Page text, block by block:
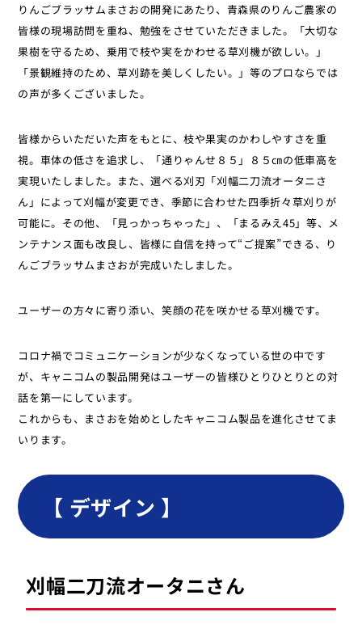
りんごブラッサムまさおの開発にあたり、青森県のりんご農家の
皆様の現場訪問を重ね、勉強をさせていただきました。「大切な
果樹を守るため、乗用で枝や実をかわせる草刈機が欲しい。」
「景観維持のため、草刈跡を美しくしたい。」等のプロならでは
の声が多くございました。
皆様からいただいた声をもとに、枝や果実のかわしやすさを重
視。車体の低さを追求し、「通りゃんせ８５」８５㎝の低車高を
実現いたしました。また、選べる刈刃「刈幅二刀流オータニさ
ん」によって刈幅が変更でき、季節に合わせた四季折々草刈りが
可能に。その他、「見っかっちゃった」、「まるみえ45」等、メ
ンテナンス面も改良し、皆様に自信を持って“ご提案”できる、り
んごブラッサムまさおが完成いたしました。
ユーザーの方々に寄り添い、笑顔の花を咲かせる草刈機です。
コロナ禍でコミュニケーションが少なくなっている世の中です
が、キャニコムの製品開発はユーザーの皆様ひとりひとりとの対
話を第一にしています。
これからも、まさおを始めとしたキャニコム製品を進化させてま
いります。
【 デザイン 】
刈幅二刀流オータニさん